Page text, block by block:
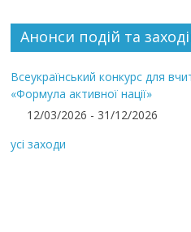
Анонси подій та
Всеукраїнський конкурс для
«Формула активної нації»
12/03/2026 - 31/12/2026
усі заходи